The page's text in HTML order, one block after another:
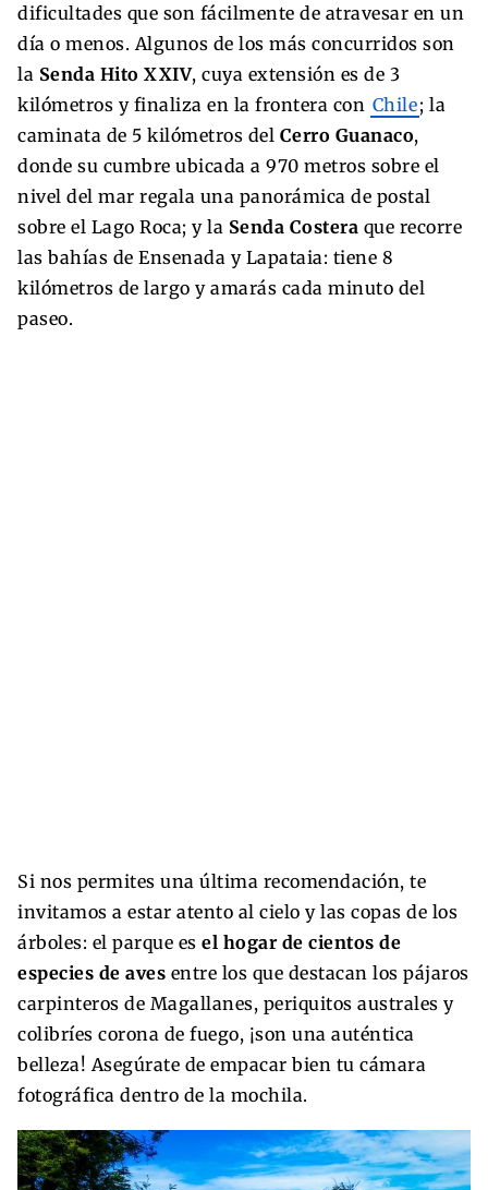
dificultades que son fácilmente de atravesar en un
día o menos. Algunos de los más concurridos son
la Senda Hito XXIV, cuya extensión es de 3
kilómetros y finaliza en la frontera con Chile; la
caminata de 5 kilómetros del Cerro Guanaco,
donde su cumbre ubicada a 970 metros sobre el
nivel del mar regala una panorámica de postal
sobre el Lago Roca; y la Senda Costera que recorre
las bahías de Ensenada y Lapataia: tiene 8
kilómetros de largo y amarás cada minuto del
paseo.
Si nos permites una última recomendación, te
invitamos a estar atento al cielo y las copas de los
árboles: el parque es el hogar de cientos de
especies de aves entre los que destacan los pájaros
carpinteros de Magallanes, periquitos australes y
colibríes corona de fuego, ¡son una auténtica
belleza! Asegúrate de empacar bien tu cámara
fotográfica dentro de la mochila.